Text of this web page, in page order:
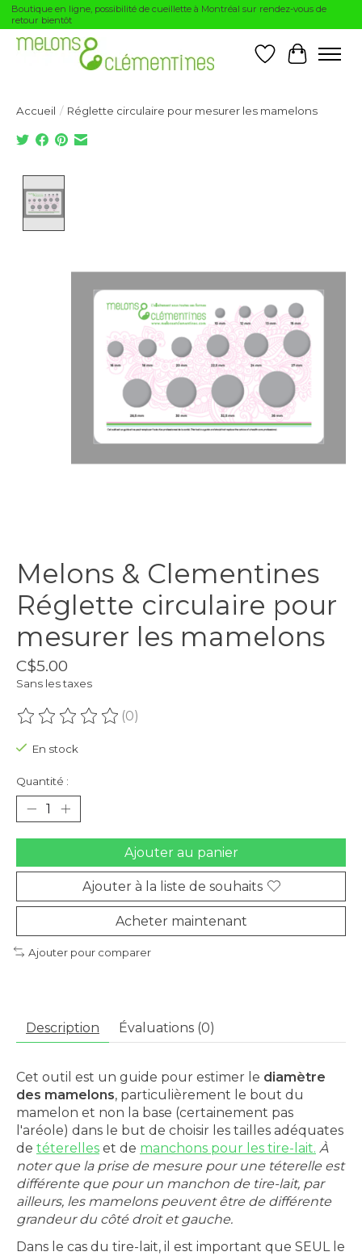
Boutique en ligne, possibilité de cueillette à Montréal sur rendez-vous de
retour bientôt
Liste dePanier
Accueil / Réglette circulaire pour mesurer les mamelons
Melons & Clementines
Réglette circulaire pour
mesurer les mamelons
C$5.00
Sans les taxes
Ce produit est évalué à
(0)
En stock
Quantité :
Ajouter au panier
Ajouter à la liste de souhaits
Acheter maintenant
Ajouter pour comparer
Description Évaluations (0)
Cet outil est un guide pour estimer le diamètre
des mamelons, particulièrement le bout du
mamelon et non la base (certainement pas
l'aréole) dans le but de choisir les tailles adéquates
de téterelles et de manchons pour les tire-lait. À
noter que la prise de mesure pour une téterelle est
différente que pour un manchon de tire-lait, par
ailleurs, les mamelons peuvent être de différente
grandeur du côté droit et gauche.
Dans le cas du tire-lait, il est important que SEUL le